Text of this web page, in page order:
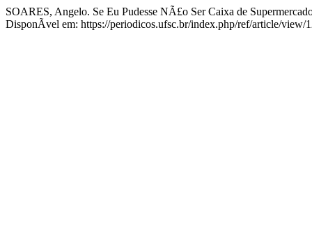
SOARES, Angelo. Se Eu Pudesse NÃ£o Ser Caixa de
DisponÃ­vel em: https://periodicos.ufsc.br/index.php/ref/article/view/